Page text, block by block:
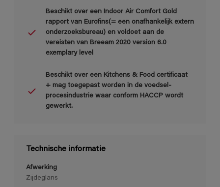
Beschikt over een Indoor Air Comfort Gold
rapport van Eurofins(= een onafhankelijk extern
onderzoeksbureau) en voldoet aan de
vereisten van Breeam 2020 version 6.0
exemplary level
Beschikt over een Kitchens & Food certificaat
+ mag toegepast worden in de voedsel-
procesindustrie waar conform HACCP wordt
gewerkt.
Technische informatie
Afwerking
Zijdeglans